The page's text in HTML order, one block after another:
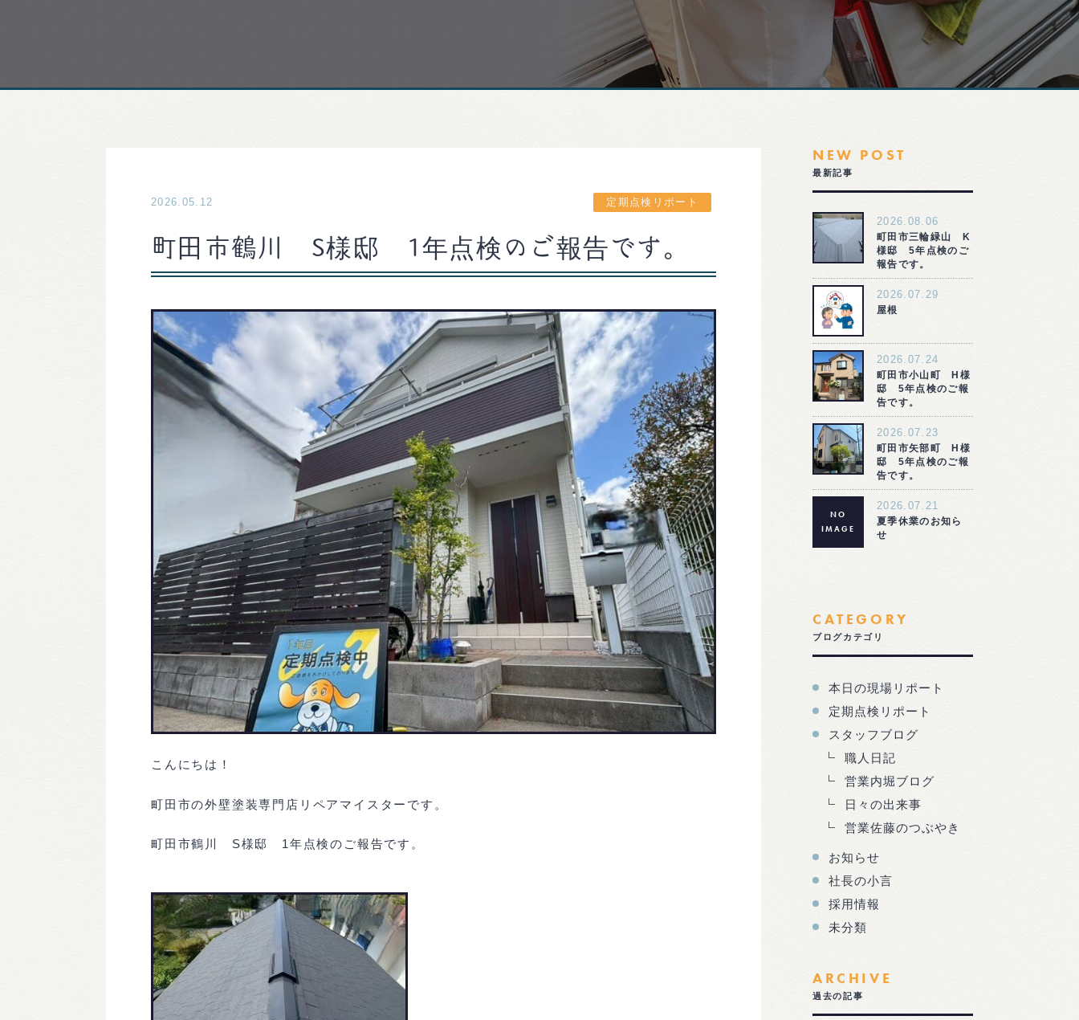
2026.05.12 定期点検リポート
町田市鶴川 S様邸 1年点検のご報告です。
こんにちは！
町田市の外壁塗装専門店リペアマイスターです。
町田市鶴川 S様邸 1年点検のご報告です。
NEW POST
最新記事
2026.08.06
町田市三輪緑山 K
様邸 5年点検のご
報告です。
2026.07.29
屋根
2026.07.24
町田市小山町 H様
邸 5年点検のご報
告です。
2026.07.23
町田市矢部町 H様
邸 5年点検のご報
告です。
NO
IMAGE
2026.07.21
夏季休業のお知ら
せ
CATEGORY
ブログカテゴリ
本日の現場リポート
定期点検リポート
スタッフブログ
職人日記
営業内堀ブログ
日々の出来事
営業佐藤のつぶやき
お知らせ
社長の小言
採用情報
未分類
ARCHIVE
過去の記事